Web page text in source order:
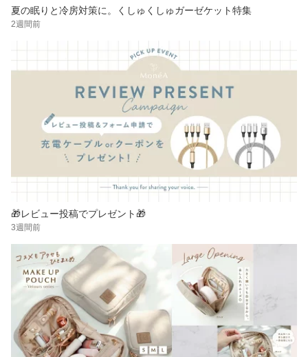
夏の眠りと冷房対策に。くしゅくしゅガーゼケット特集
2週間前
🎁レビュー投稿でプレゼント🎁
3週間前